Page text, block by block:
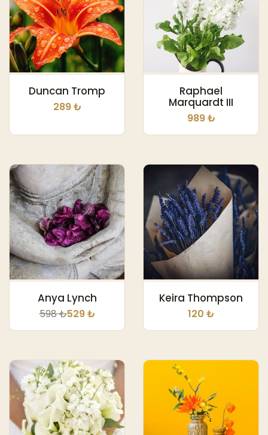
Duncan Tromp
289 ₺
Raphael
Marquardt III
989 ₺
Anya Lynch
598 ₺529 ₺
Keira Thompson
120 ₺